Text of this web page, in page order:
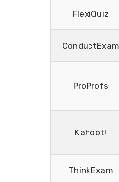
FlexiQuiz
ConductExam
ProProfs
Kahoot!
ThinkExam